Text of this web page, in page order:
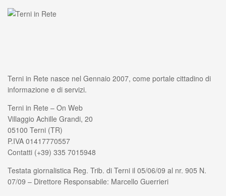
Terni in Rete nasce nel Gennaio 2007, come portale cittadino di
informazione e di servizi.
Terni in Rete – On Web
Villaggio Achille Grandi, 20
05100 Terni (TR)
P.IVA 01417770557
Contatti (+39) 335 7015948
Testata giornalistica Reg. Trib. di Terni il 05/06/09 al nr. 905 N.
07/09 – Direttore Responsabile: Marcello Guerrieri